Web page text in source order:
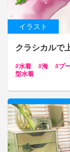
イラスト
クラシカルで
水着 海 プ
型水着